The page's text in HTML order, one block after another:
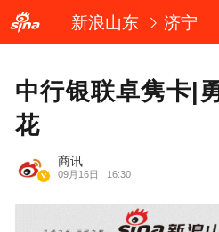
新浪山东 济宁
中行银联卓隽卡|
花
商讯
09月16日 16:30